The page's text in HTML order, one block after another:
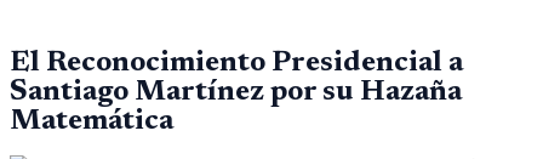
El Reconocimiento Presidencial a
Santiago Martínez por su Hazaña
Matemática